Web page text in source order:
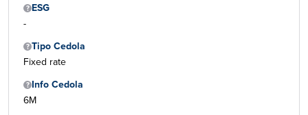
ESG
-
Tipo Cedola
Fixed rate
Info Cedola
6M